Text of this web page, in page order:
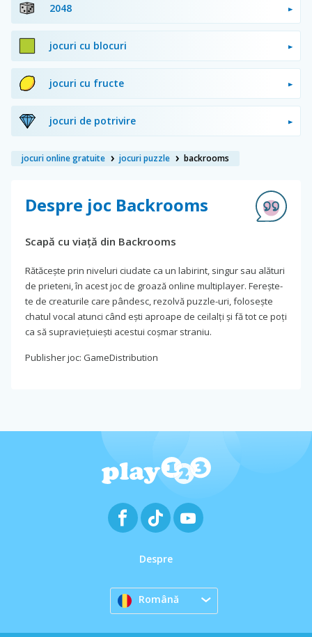
2048
jocuri cu blocuri
jocuri cu fructe
jocuri de potrivire
jocuri online gratuite jocuri puzzle backrooms
Despre joc Backrooms
Scapă cu viață din Backrooms
Rătăcește prin niveluri ciudate ca un labirint, singur sau alături
de prieteni, în acest joc de groază online multiplayer. Ferește-
te de creaturile care pândesc, rezolvă puzzle-uri, folosește
chatul vocal atunci când ești aproape de ceilalți și fă tot ce poți
ca să supraviețuiești acestui coșmar straniu.
Publisher joc: GameDistribution
Despre
Română